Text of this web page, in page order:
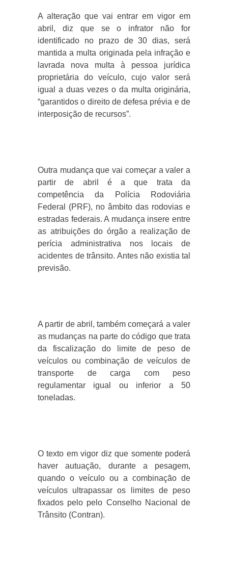
A alteração que vai entrar em vigor em
abril, diz que se o infrator não for
identificado no prazo de 30 dias, será
mantida a multa originada pela infração e
lavrada nova multa à pessoa jurídica
proprietária do veículo, cujo valor será
igual a duas vezes o da multa originária,
“garantidos o direito de defesa prévia e de
interposição de recursos”.
Outra mudança que vai começar a valer a
partir de abril é a que trata da
competência da Polícia Rodoviária
Federal (PRF), no âmbito das rodovias e
estradas federais. A mudança insere entre
as atribuições do órgão a realização de
perícia administrativa nos locais de
acidentes de trânsito. Antes não existia tal
previsão.
A partir de abril, também começará a valer
as mudanças na parte do código que trata
da fiscalização do limite de peso de
veículos ou combinação de veículos de
transporte de carga com peso
regulamentar igual ou inferior a 50
toneladas.
O texto em vigor diz que somente poderá
haver autuação, durante a pesagem,
quando o veículo ou a combinação de
veículos ultrapassar os limites de peso
fixados pelo pelo Conselho Nacional de
Trânsito (Contran).